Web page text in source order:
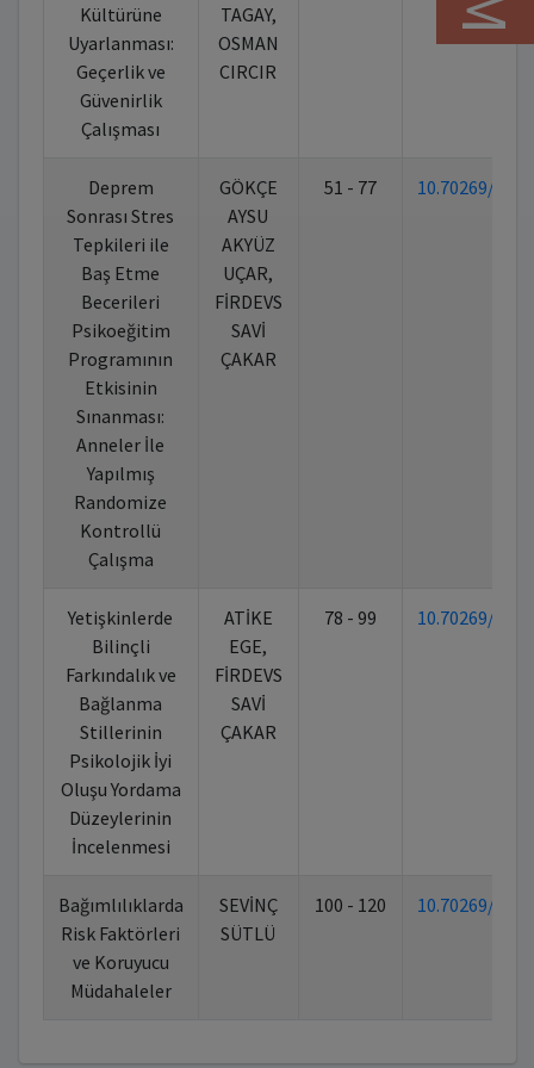
Kültürüne
Uyarlanması:
Geçerlik ve
Güvenirlik
Çalışması
TAGAY,
OSMAN
CIRCIR
Deprem
Sonrası Stres
Tepkileri ile
Baş Etme
Becerileri
Psikoeğitim
Programının
Etkisinin
Sınanması:
Anneler İle
Yapılmış
Randomize
Kontrollü
Çalışma
GÖKÇE
AYSU
AKYÜZ
UÇAR,
FİRDEVS
SAVİ
ÇAKAR
51 - 77 10.70269/
Yetişkinlerde
Bilinçli
Farkındalık ve
Bağlanma
Stillerinin
Psikolojik İyi
Oluşu Yordama
Düzeylerinin
İncelenmesi
ATİKE
EGE,
FİRDEVS
SAVİ
ÇAKAR
78 - 99 10.70269/
Bağımlılıklarda
Risk Faktörleri
ve Koruyucu
Müdahaleler
SEVİNÇ
SÜTLÜ
100 - 120 10.70269/